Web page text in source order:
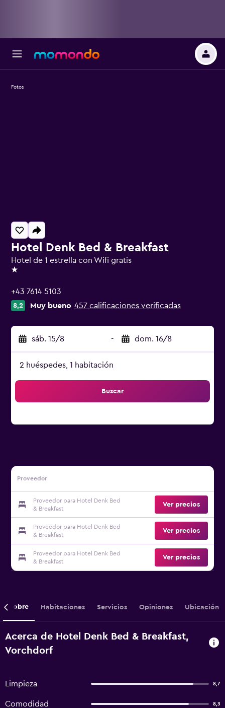
Hotel Denk Bed & Breakfast
Hotel de 1 estrella con Wifi gratis
1 estrella
+43 7614 5103
8,2 Muy bueno 457 calificaciones verificadas
sáb. 15/8 - dom. 16/8
2 huéspedes, 1 habitación
Buscar
Proveedor
Proveedor para Hotel Denk Bed
& Breakfast
Ver precios
Proveedor para Hotel Denk Bed
& Breakfast
Ver precios
Proveedor para Hotel Denk Bed
& Breakfast
Ver precios
Fotos
Sobre Habitaciones Servicios Opiniones Ubicación
Acerca de Hotel Denk Bed & Breakfast,
Vorchdorf
Limpieza 8,7
Comodidad 8,3